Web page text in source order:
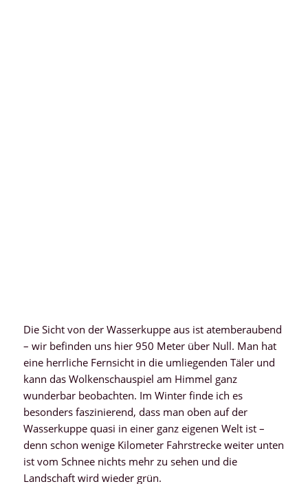
Die Sicht von der Wasserkuppe aus ist atemberaubend
– wir befinden uns hier 950 Meter über Null. Man hat
eine herrliche Fernsicht in die umliegenden Täler und
kann das Wolkenschauspiel am Himmel ganz
wunderbar beobachten. Im Winter finde ich es
besonders faszinierend, dass man oben auf der
Wasserkuppe quasi in einer ganz eigenen Welt ist –
denn schon wenige Kilometer Fahrstrecke weiter unten
ist vom Schnee nichts mehr zu sehen und die
Landschaft wird wieder grün.